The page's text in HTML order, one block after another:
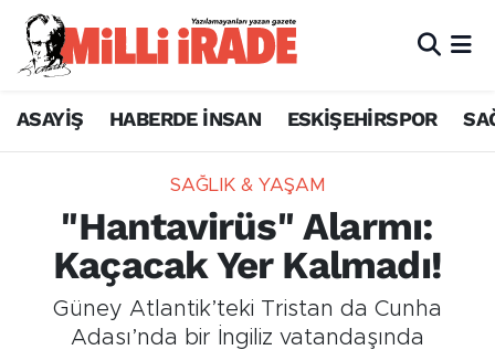
ASAYİŞ HABERDE İNSAN ESKİŞEHİRSPOR
SAĞLIK & YAŞAM
"Hantavirüs" Alarmı:
Kaçacak Yer Kalmadı!
Güney Atlantik’teki Tristan da Cunha
Adası’nda bir İngiliz vatandaşında